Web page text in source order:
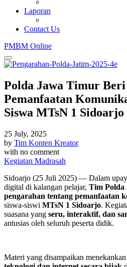
Laporan
Contact Us
PMBM Online
Polda Jawa Timur
Pemanfaatan
Siswa MTsN 1 Sidoarjo
25 July, 2025
by Tim Konten Kreator
with no comment
Kegiatan Madrasah
Sidoarjo (25 Juli 2025) — Dalam
digital di kalangan pelajar, Tim
pengarahan tentang pemanfaatan
siswa-siswi MTsN 1 Sidoarjo.
suasana yang seru, interaktif, dan
antusias oleh seluruh peserta didik.
Materi yang disampaikan